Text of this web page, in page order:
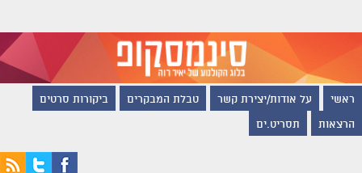
ראשי על אודות/יצירת קשר טבלת המבקרים ביקורות סרטים
הרצאות תסריט.ים